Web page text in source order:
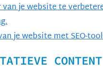
je website te
je website met SEO-